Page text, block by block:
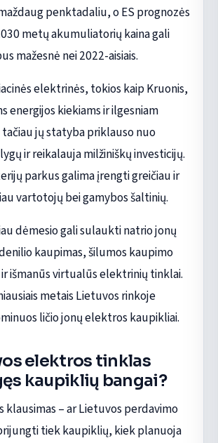
penktadaliu, o ES prognozės
metų akumuliatorių kaina gali
mažesnė nei 2022-aisiais.
elektrinės, tokios kaip Kruonis,
energijos kiekiams ir ilgesniam
jų statyba priklauso nuo
ir reikalauja milžiniškų investicijų.
parkus galima įrengti greičiau ir
vartotojų bei gamybos šaltinių.
dėmesio gali sulaukti natrio jonų
kaupimas, šilumos kaupimo
išmanūs virtualūs elektrinių tinklai.
metais Lietuvos rinkoje
ličio jonų elektros kaupikliai.
elektros tinklas
kaupiklių bangai?
klausimas – ar Lietuvos perdavimo
tiek kaupiklių, kiek planuoja